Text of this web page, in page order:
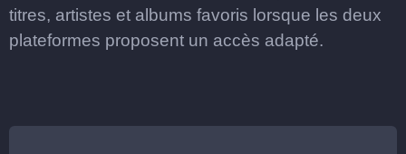
titres, artistes et albums favoris lorsque les deux
plateformes proposent un accès adapté.